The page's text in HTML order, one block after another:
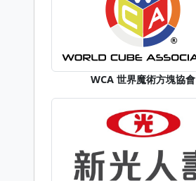
WCA 世界魔術方塊協會